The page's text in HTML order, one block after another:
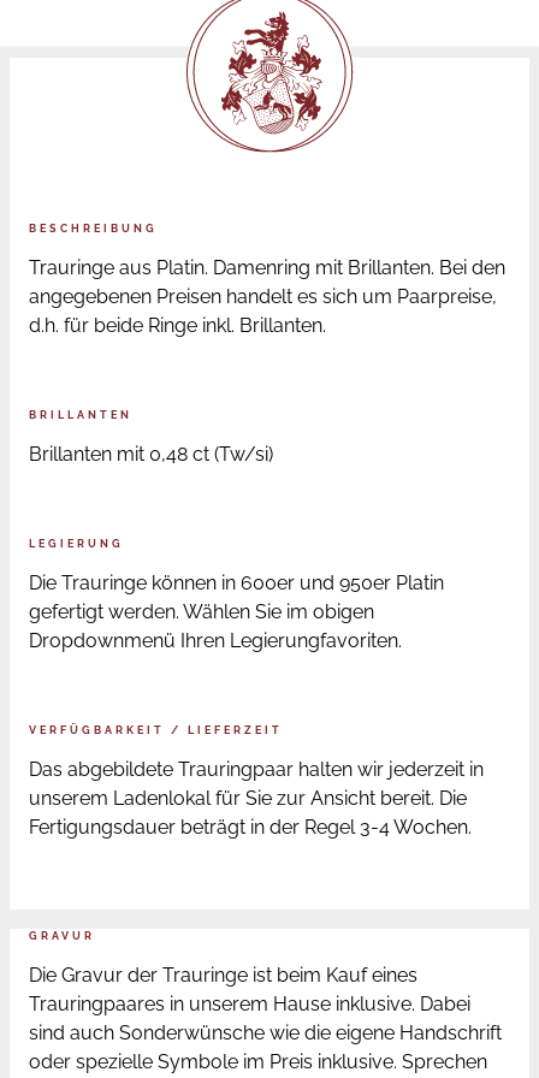
BESCHREIBUNG
Trauringe aus Platin. Damenring mit Brillanten. Bei den
angegebenen Preisen handelt es sich um Paarpreise,
d.h. für beide Ringe inkl. Brillanten.
BRILLANTEN
Brillanten mit 0,48 ct (Tw/si)
LEGIERUNG
Die Trauringe können in 600er und 950er Platin
gefertigt werden. Wählen Sie im obigen
Dropdownmenü Ihren Legierungfavoriten.
VERFÜGBARKEIT / LIEFERZEIT
Das abgebildete Trauringpaar halten wir jederzeit in
unserem Ladenlokal für Sie zur Ansicht bereit. Die
Fertigungsdauer beträgt in der Regel 3-4 Wochen.
GRAVUR
Die Gravur der Trauringe ist beim Kauf eines
Trauringpaares in unserem Hause inklusive. Dabei
sind auch Sonderwünsche wie die eigene Handschrift
oder spezielle Symbole im Preis inklusive. Sprechen